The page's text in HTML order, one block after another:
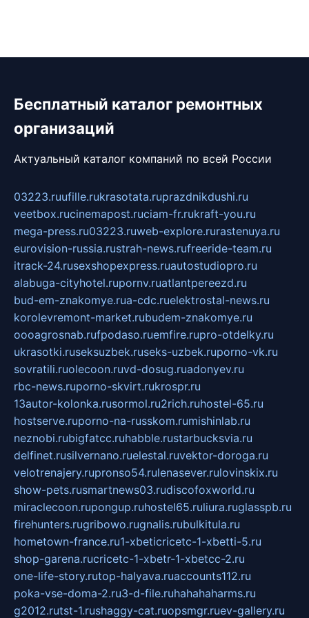
Бесплатный каталог ремонтных
организаций
Актуальный каталог компаний по всей России
03223.ruufille.rukrasotata.ruprazdnikdushi.ru
veetbox.rucinemapost.ruciam-fr.rukraft-you.ru
mega-press.ru03223.ruweb-explore.rurastenuya.ru
eurovision-russia.rustrah-news.rufreeride-team.ru
itrack-24.rusexshopexpress.ruautostudiopro.ru
alabuga-cityhotel.rupornv.ruatlantpereezd.ru
bud-em-znakomye.rua-cdc.ruelektrostal-news.ru
korolevremont-market.rubudem-znakomye.ru
oooagrosnab.rufpodaso.ruemfire.rupro-otdelky.ru
ukrasotki.ruseksuzbek.ruseks-uzbek.ruporno-vk.ru
sovratili.ruolecoon.ruvd-dosug.ruadonyev.ru
rbc-news.ruporno-skvirt.rukrospr.ru
13autor-kolonka.rusormol.ru2rich.ruhostel-65.ru
hostserve.ruporno-na-russkom.rumishinlab.ru
neznobi.rubigfatcc.ruhabble.rustarbucksvia.ru
delfinet.rusilvernano.ruelestal.ruvektor-doroga.ru
velotrenajery.rupronso54.rulenasever.rulovinskix.ru
show-pets.rusmartnews03.rudiscofoxworld.ru
miraclecoon.rupongup.ruhostel65.ruliura.ruglasspb.ru
firehunters.rugribowo.rugnalis.rubulkitula.ru
hometown-france.ru1-xbeticricetc-1-xbetti-5.ru
shop-garena.rucricetc-1-xbetr-1-xbetcc-2.ru
one-life-story.rutop-halyava.ruaccounts112.ru
poka-vse-doma-2.ru3-d-file.ruhahahaharms.ru
g2012.rutst-1.rushaggy-cat.ruopsmgr.ruev-gallery.ru